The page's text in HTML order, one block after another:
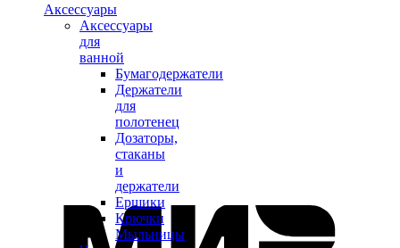
Аксессуары
Аксессуары
для
ванной
Бумагодержатели
Держатели
для
полотенец
Дозаторы,
стаканы
и
держатели
Ершики
Крючки
Мыльницы